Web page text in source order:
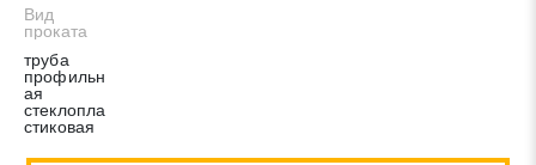
Вид
проката
труба
профильн
ая
стеклопла
стиковая